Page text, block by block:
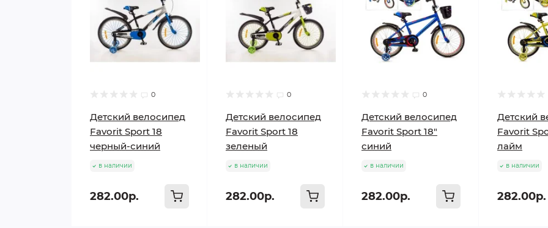
0
Детский велосипед
Favorit Sport 18
черный-синий
в наличии
282.00р.
0
Детский велосипед
Favorit Sport 18
зеленый
в наличии
282.00р.
0
Детский велосипед
Favorit Sport 18"
синий
в наличии
282.00р.
Детский
Favorit
лайм
в наличии
282.00р.